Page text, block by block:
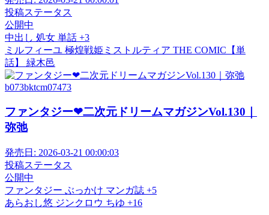
投稿ステータス
公開中
中出し 処女 単話 +3
ミルフィーユ 極煌戦姫ミストルティア THE COMIC【単
話】 緑木邑
b073bktcm07473
ファンタジー❤二次元ドリームマガジンVol.130｜
弥弛
発売日: 2026-03-21 00:00:03
投稿ステータス
公開中
ファンタジー ぶっかけ マンガ誌 +5
あらおし悠 ジンクロウ ちゆ +16